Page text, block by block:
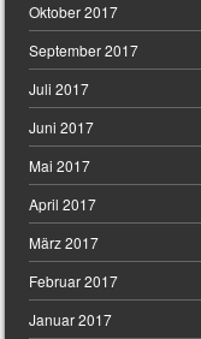
Oktober 2017
September 2017
Juli 2017
Juni 2017
Mai 2017
April 2017
März 2017
Februar 2017
Januar 2017